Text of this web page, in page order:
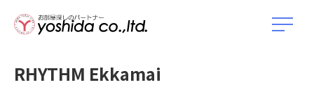
RHYTHM Ekkamai